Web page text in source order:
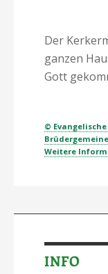
Der
ganzen
Gott
©
Brüdergemeine
Weitere
INFO